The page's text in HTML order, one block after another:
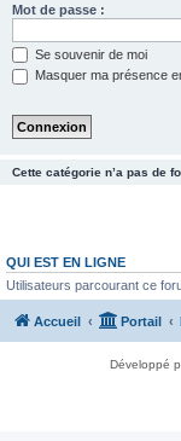
Mot de passe :
Se souvenir de moi
Masquer ma présence
Cette catégorie n’a pas de
QUI EST EN LIGNE
Utilisateurs parcourant ce
Accueil Portail
Développé